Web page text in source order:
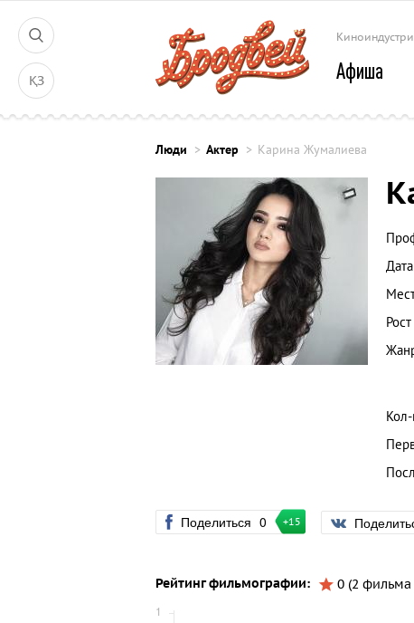
ҚЗ Афиша
Люди Актер Карина Жумалиева
Рост
Поделиться 0 +15
Рейтинг фильмографии:
0 (2 фильма